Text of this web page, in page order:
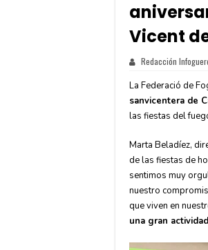
Vicent
Redacción
La Federació de
sanvicentera de
las fiestas del
Marta Beladíez,
de las fiestas de
sentimos muy
nuestro
que viven en
una gran